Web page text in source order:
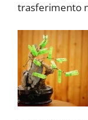
trasferimento